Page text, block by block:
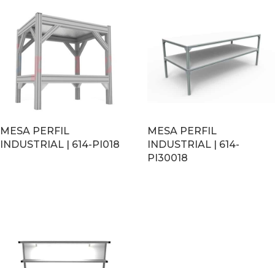
MESA PERFIL
INDUSTRIAL | 614-PI018
MESA PERFIL
INDUSTRIAL | 614-
PI30018